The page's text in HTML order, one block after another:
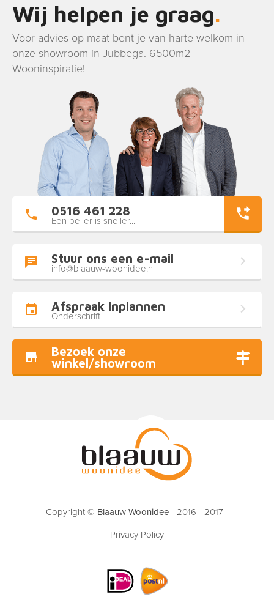
Wij helpen je graag
Voor advies op maat bent je van harte welkom in
onze showroom in Jubbega. 6500m2
Wooninspiratie!
0516 461 228
Een beller is sneller...
Stuur ons een e-mail
info@blaauw-woonidee.nl
Afspraak Inplannen
Onderschrift
Bezoek onze
winkel/showroom
Copyright © Blaauw Woonidee 2016 - 2017
Privacy Policy